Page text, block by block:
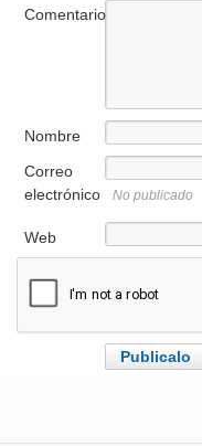
Comentario
Nombre
Correo
electrónico
No publicado
Web